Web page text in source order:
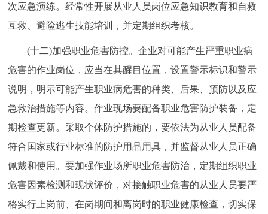
次应急演练。经常性开展从业人员岗位应急知识教育和自救
互救、避险逃生技能培训，并定期组织考核。
(十二)加强职业危害防控。企业对可能产生严重职业病
危害的作业岗位，应当在其醒目位置，设置警示标识和警示
说明，明示可能产生职业病危害的种类、后果、预防以及应
急救治措施等内容。作业现场要配备职业危害防护装备，定
期检查更新。采取个体防护措施的，要依法为从业人员配备
符合国家或行业标准的防护用品用具，并监督从业人员正确
佩戴和使用。要加强作业场所职业危害防治，定期组织职业
危害因素检测和现状评价，对接触职业危害的从业人员要严
格实行上岗前、在岗期间和离岗时的职业健康检查，切实保